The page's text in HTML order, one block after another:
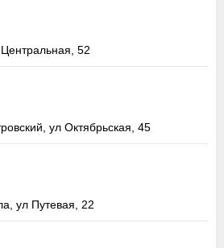
52
ул Октябрьская, 45
ул Путевая, 22